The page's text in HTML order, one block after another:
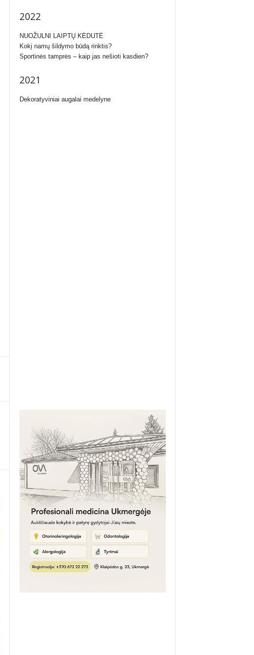
2022
NUOŽULNI LAIPTŲ KĖDUTĖ
Kokį namų šildymo būdą rinktis?
Sportinės tamprės – kaip jas nešioti kasdien?
2021
Dekoratyviniai augalai medelyne